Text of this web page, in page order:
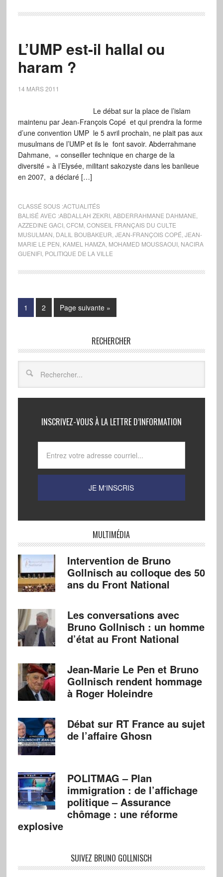
L’UMP est-il hallal ou
haram ?
14 MARS 2011
Le débat sur la place de l’islam
maintenu par Jean-François Copé et qui prendra la forme
d’une convention UMP le 5 avril prochain, ne plait pas aux
musulmans de l’UMP et ils le font savoir. Abderrahmane
Dahmane, « conseiller technique en charge de la
diversité » à l’Elysée, militant sakozyste dans les banlieue
en 2007, a déclaré […]
CLASSÉ SOUS :ACTUALITÉS
BALISÉ AVEC :ABDALLAH ZEKRI, ABDERRAHMANE DAHMANE
AZZEDINE GACI, CFCM CONSEIL FRANÇAIS DU CULTE
MUSULMAN DALIL BOUBAKEUR JEAN-FRANÇOIS COPÉ JEAN-
MARIE LE PEN KAMEL HAMZA, MOHAMED MOUSSAOUI, NACIRA
GUENIFI, POLITIQUE DE LA VILLE
1 2 Page suivante »
RECHERCHER
INSCRIVEZ-VOUS À LA LETTRE D’INFORMATION
MULTIMÉDIA
Intervention de Bruno
Gollnisch au colloque des 50
ans du Front National
Les conversations avec
Bruno Gollnisch : un homme
d’état au Front National
Jean-Marie Le Pen et Bruno
Gollnisch rendent hommage
à Roger Holeindre
Débat sur RT France au sujet
de l’affaire Ghosn
POLITMAG – Plan
immigration : de l’affichage
politique – Assurance
chômage : une réforme
explosive
SUIVEZ BRUNO GOLLNISCH